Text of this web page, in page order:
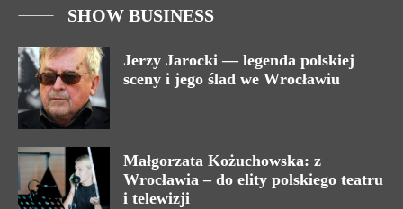
SHOW BUSINESS
Jerzy Jarocki — legenda polskiej
sceny i jego ślad we Wrocławiu
Małgorzata Kożuchowska: z
Wrocławia – do elity polskiego teatru
i telewizji